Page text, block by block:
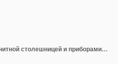
Современная кухня с гранитной столешницей и приборами из нержавеющей стали